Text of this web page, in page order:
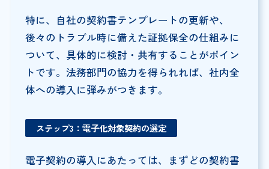
特に、自社の契約書テンプレートの更新や、
後々のトラブル時に備えた証拠保全の仕組みに
ついて、具体的に検討・共有することがポイン
トです。法務部門の協力を得られれば、社内全
体への導入に弾みがつきます。
ステップ3：電子化対象契約の選定
電子契約の導入にあたっては、まずどの契約書